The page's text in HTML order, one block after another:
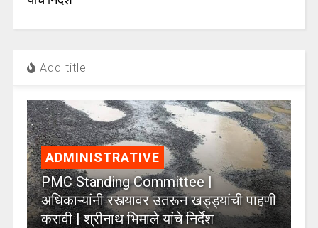
Add title
ADMINISTRATIVE
PMC Standing Committee |
अधिकाऱ्यांनी रस्त्यावर उतरून खड्ड्यांची पाहणी
करावी | श्रीनाथ भिमाले यांचे निर्देश